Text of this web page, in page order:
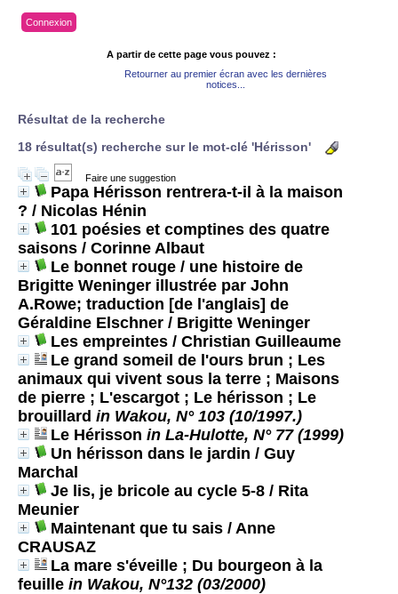
Connexion
A partir de cette page vous pouvez :
Retourner au premier écran avec les dernières
notices...
Résultat de la recherche
18 résultat(s) recherche sur le mot-clé 'Hérisson'
Faire une suggestion
Papa Hérisson rentrera-t-il à la maison
? / Nicolas Hénin
101 poésies et comptines des quatre
saisons / Corinne Albaut
Le bonnet rouge / une histoire de
Brigitte Weninger illustrée par John
A.Rowe; traduction [de l'anglais] de
Géraldine Elschner / Brigitte Weninger
Les empreintes / Christian Guilleaume
Le grand someil de l'ours brun ; Les
animaux qui vivent sous la terre ; Maisons
de pierre ; L'escargot ; Le hérisson ; Le
brouillard in Wakou, N° 103 (10/1997.)
Le Hérisson in La-Hulotte, N° 77 (1999)
Un hérisson dans le jardin / Guy
Marchal
Je lis, je bricole au cycle 5-8 / Rita
Meunier
Maintenant que tu sais / Anne
CRAUSAZ
La mare s'éveille ; Du bourgeon à la
feuille in Wakou, N°132 (03/2000)